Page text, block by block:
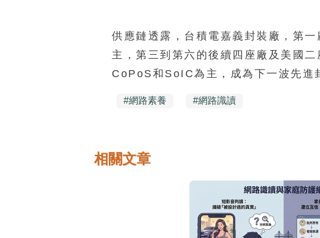
供應鏈透露，台積電嘉義封裝廠，第
主，第三到第六的後續四座廠及美國
CoPoS和SoIC為主，成為下一波先進
#網路素養 #網路識讀
相關文章